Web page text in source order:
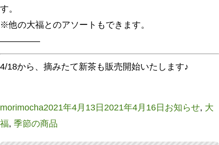
す。
※他の大福とのアソートもできます。
————–
4/18から、摘みたて新茶も販売開始いたします♪
投
稿
morimocha投
稿
2021年4月13日 2021年4月16日 カ
お知らせ, 大
福, 季節の商品